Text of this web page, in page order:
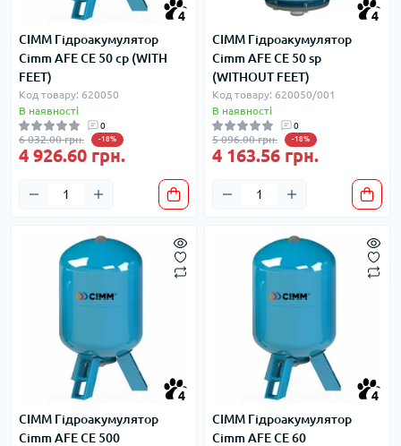
4
CIMM Гідроакумулятор
Cimm AFE CE 50 cp (WITH
FEET)
Код товару: 620050
В наявності
0
6 032.00 грн. -18%
4 926.60 грн.
4
CIMM Гідроакумулятор
Cimm AFE CE 50 sp
(WITHOUT FEET)
Код товару: 620050/001
В наявності
0
5 096.00 грн. -18%
4 163.56 грн.
4
CIMM Гідроакумулятор
Cimm AFE CE 500
4
CIMM Гідроакумулятор
Cimm AFE CE 60